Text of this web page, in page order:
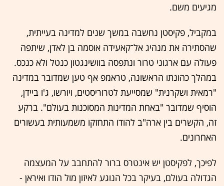
מגיעים משם.
במקביל, פקיסטן נחשבה במשך שנים למדינה בעייתית,
שהסתירה את מנהיג אל־קאעידה אוסמה בן לאדן, שיתפה
פעולה עם ארגוני טרור ונתפסה בוושינגטון כנטל ולא כנכס.
במהלך כהונתו הראשונה, טראמפ אף טען שמדובר במדינה
"רמאית ושקרנית" שמסייעת לטרוריסטים, ויורשו, ג'ו ביידן,
הוסיף שמדובר "באחת המדינות המסוכנות בעולם". ברקע
זה, הקשרים בין ארה"ב להודו התחזקו משמעותית בעשורים
האחרונים.
לפיכך, לפקיסטן יש אינטרס ברור להתחבב על המעצמה
הגדולה בעולם, בעיקר בכל הנוגע לאיזון מול הודו ואיראן -